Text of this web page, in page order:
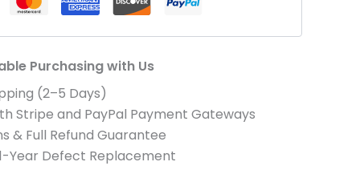
Purchasing with Us
(2–5 Days)
Stripe and PayPal Payment Gateways
& Full Refund Guarantee
Year Defect Replacement